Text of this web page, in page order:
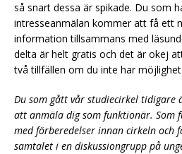
så snart dessa är spikade. Du som
intresseanmälan kommer att få ett
information tillsammans med
delta är helt gratis och det är okej
två tillfällen om du inte har
Du som gått vår studiecirkel tidigare
att anmäla dig som funktionär.
med förberedelser innan cirkeln och
samtalet i en diskussiongrupp på